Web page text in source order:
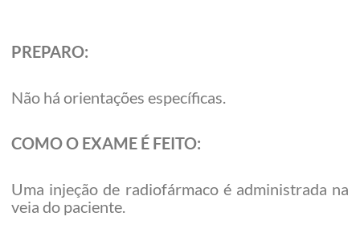
PREPARO:
Não há orientações específicas.
COMO O EXAME É FEITO:
Uma injeção de radiofármaco é administrada na
veia do paciente.